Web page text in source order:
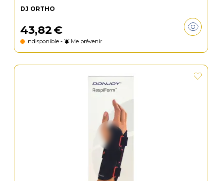
DJ ORTHO
43,82€
Indisponible - Me prévenir